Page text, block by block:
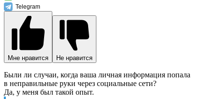
Telegram
Мне нравится Не нравится
Были ли случаи, когда ваша личная информация попала
в неправильные руки через социальные сети?
Да, у меня был такой опыт.